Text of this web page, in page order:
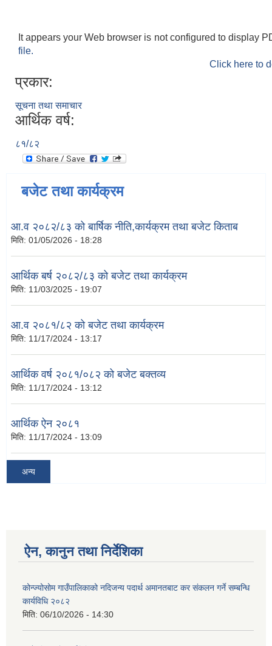
It appears your Web browser is not configured to display
file.
Click here to
प्रकार:
सूचना तथा समाचार
आर्थिक वर्ष:
८१/८२
बजेट तथा कार्यक्रम
आ.व २०८२/८३ को बार्षिक नीति,कार्यक्रम तथा बजेट किताब
मिति: 01/05/2026 - 18:28
आर्थिक बर्ष २०८२/८३ को बजेट तथा कार्यक्रम
मिति: 11/03/2025 - 19:07
आ.व २०८१/८२ को बजेट तथा कार्यक्रम
मिति: 11/17/2024 - 13:17
आर्थिक वर्ष २०८१/०८२ को बजेट बक्तव्य
मिति: 11/17/2024 - 13:12
आर्थिक ऐन २०८१
मिति: 11/17/2024 - 13:09
अन्य
ऐन, कानुन तथा निर्देशिका
कोन्ज्योसोम गाउँपालिकाको नदिजन्य पदार्थ अमानतबाट कर संकलन गर्ने सम्बन्धि
कार्यविधि २०८२
मिति: 06/10/2026 - 14:30